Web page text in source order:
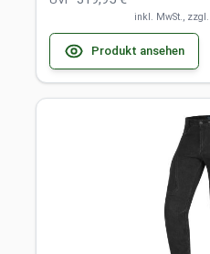
inkl. MwSt., zzgl.
Produkt ansehen